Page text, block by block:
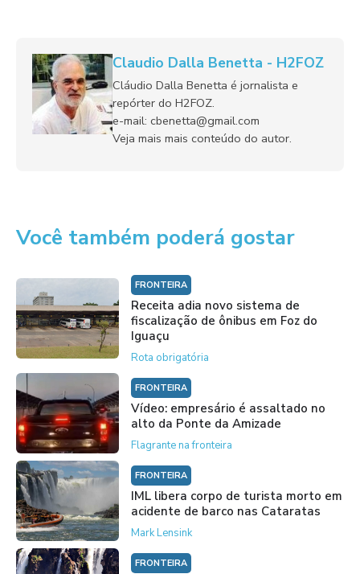
Claudio Dalla Benetta - H2FOZ
Cláudio Dalla Benetta é jornalista e
repórter do H2FOZ.
e-mail: cbenetta@gmail.com
Veja mais mais conteúdo do autor.
Você também poderá gostar
FRONTEIRA
Receita adia novo sistema de
fiscalização de ônibus em Foz do
Iguaçu
Rota obrigatória
FRONTEIRA
Vídeo: empresário é assaltado no
alto da Ponte da Amizade
Flagrante na fronteira
FRONTEIRA
IML libera corpo de turista morto em
acidente de barco nas Cataratas
Mark Lensink
FRONTEIRA